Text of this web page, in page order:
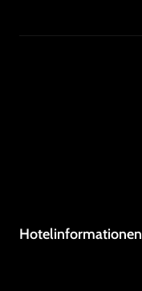
Hotelinformationen